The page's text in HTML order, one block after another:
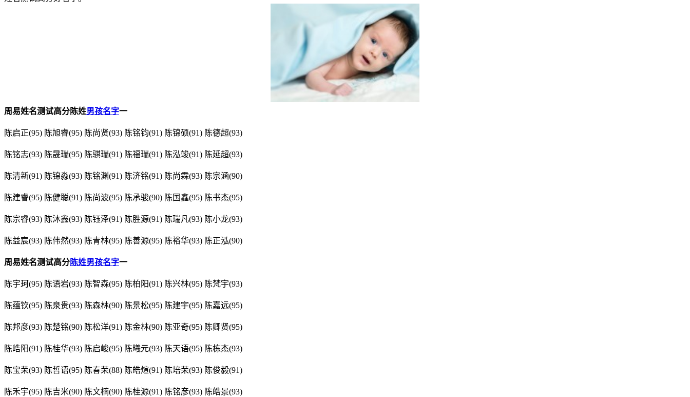
周易姓名测试高分陈姓男孩名字一
陈启正(95) 陈旭睿(95) 陈尚贤(93) 陈铭钧(91) 陈锦硕(91) 陈德超(93)
陈铭志(93) 陈晟瑞(95) 陈骐瑞(91) 陈福瑞(91) 陈泓竣(91) 陈延超(93)
陈清新(91) 陈锦淼(93) 陈铭渊(91) 陈济铭(91) 陈尚霖(93) 陈宗涵(90)
陈建睿(95) 陈健聪(91) 陈尚波(95) 陈承骏(90) 陈国鑫(95) 陈书杰(95)
陈宗睿(93) 陈沐鑫(93) 陈钰泽(91) 陈胜源(91) 陈瑞凡(93) 陈小龙(93)
陈益宸(93) 陈伟然(93) 陈青林(95) 陈善源(95) 陈裕华(93) 陈正泓(90)
周易姓名测试高分陈姓男孩名字一
陈宇珂(95) 陈语岩(93) 陈智森(95) 陈柏阳(91) 陈兴林(95) 陈梵宇(93)
陈蕴钦(95) 陈泉贵(93) 陈森林(90) 陈景松(95) 陈建宇(95) 陈嘉远(95)
陈邦彦(93) 陈楚铭(90) 陈松洋(91) 陈金林(90) 陈亚奇(95) 陈卿贤(95)
陈皓阳(91) 陈桂华(93) 陈启峻(95) 陈曦元(93) 陈天语(95) 陈栋杰(93)
陈宝荣(93) 陈哲语(95) 陈春荣(88) 陈皓煊(91) 陈培荣(93) 陈俊毅(91)
陈禾宇(95) 陈吉米(90) 陈文楠(90) 陈桂源(91) 陈铭彦(93) 陈皓景(93)